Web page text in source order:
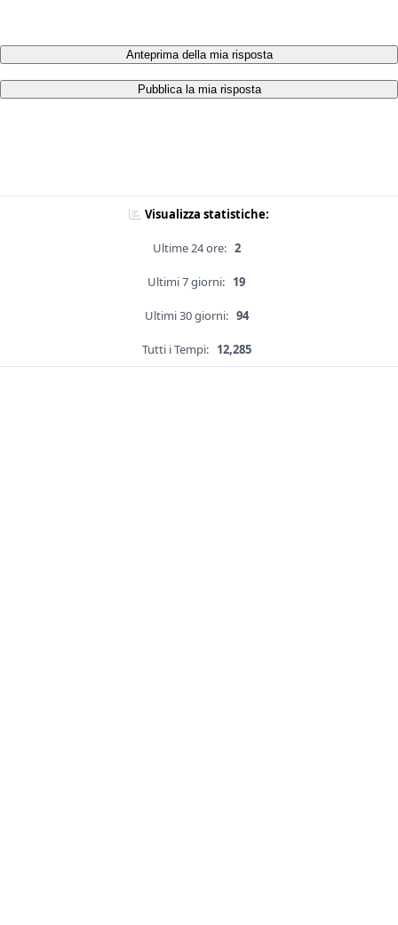
Anteprima della mia risposta
Pubblica la mia risposta
Visualizza statistiche:
Ultime 24 ore: 2
Ultimi 7 giorni: 19
Ultimi 30 giorni: 94
Tutti i Tempi: 12,285